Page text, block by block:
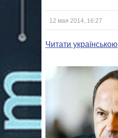
12 мая 2014, 16:27
Читати українською